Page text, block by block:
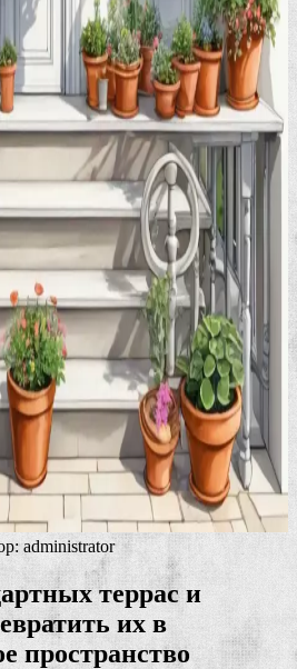
administrator
террас и
их в
пространство